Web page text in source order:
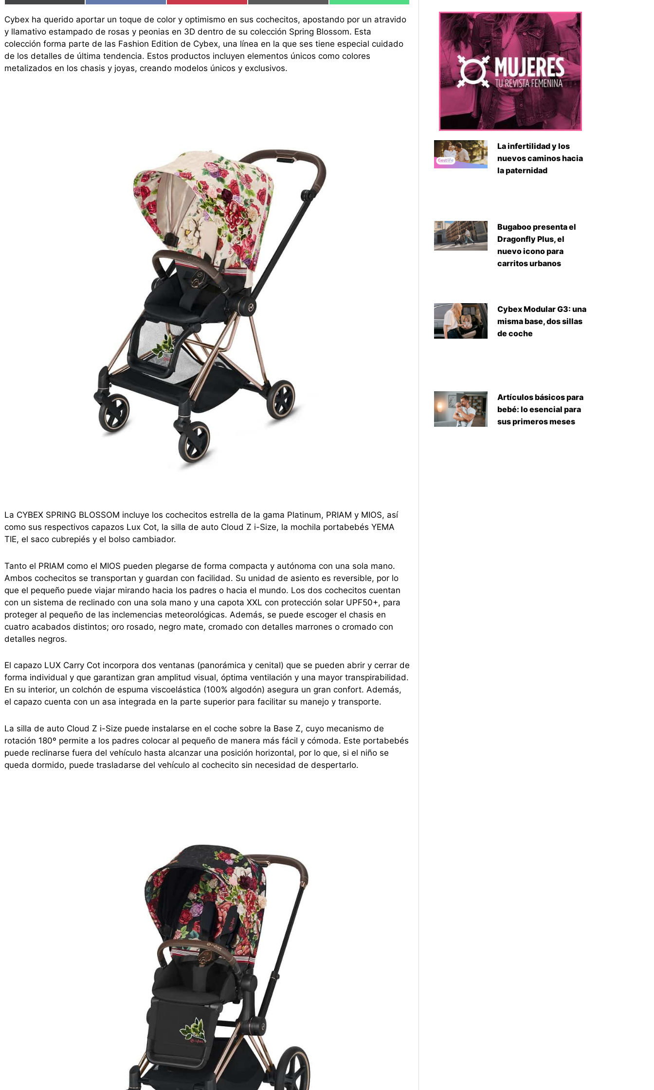
Cybex ha querido aportar un toque de color y optimismo en sus cochecitos, apostando por un atravido
y llamativo estampado de rosas y peonias en 3D dentro de su colección Spring Blossom. Esta
colección forma parte de las Fashion Edition de Cybex, una línea en la que ses tiene especial cuidado
de los detalles de última tendencia. Estos productos incluyen elementos únicos como colores
metalizados en los chasis y joyas, creando modelos únicos y exclusivos.
La CYBEX SPRING BLOSSOM incluye los cochecitos estrella de la gama Platinum, PRIAM y MIOS, así
como sus respectivos capazos Lux Cot, la silla de auto Cloud Z i-Size, la mochila portabebés YEMA
TIE, el saco cubrepiés y el bolso cambiador.
Tanto el PRIAM como el MIOS pueden plegarse de forma compacta y autónoma con una sola mano.
Ambos cochecitos se transportan y guardan con facilidad. Su unidad de asiento es reversible, por lo
que el pequeño puede viajar mirando hacia los padres o hacia el mundo. Los dos cochecitos cuentan
con un sistema de reclinado con una sola mano y una capota XXL con protección solar UPF50+, para
proteger al pequeño de las inclemencias meteorológicas. Además, se puede escoger el chasis en
cuatro acabados distintos; oro rosado, negro mate, cromado con detalles marrones o cromado con
detalles negros.
El capazo LUX Carry Cot incorpora dos ventanas (panorámica y cenital) que se pueden abrir y cerrar de
forma individual y que garantizan gran amplitud visual, óptima ventilación y una mayor transpirabilidad.
En su interior, un colchón de espuma viscoelástica (100% algodón) asegura un gran confort. Además,
el capazo cuenta con un asa integrada en la parte superior para facilitar su manejo y transporte.
La silla de auto Cloud Z i-Size puede instalarse en el coche sobre la Base Z, cuyo mecanismo de
rotación 180º permite a los padres colocar al pequeño de manera más fácil y cómoda. Este portabebés
puede reclinarse fuera del vehículo hasta alcanzar una posición horizontal, por lo que, si el niño se
queda dormido, puede trasladarse del vehículo al cochecito sin necesidad de despertarlo.
La infertilidad y los
nuevos caminos hacia
la paternidad
Bugaboo presenta el
Dragonfly Plus, el
nuevo icono para
carritos urbanos
Cybex Modular G3: una
misma base, dos sillas
de coche
Artículos básicos para
bebé: lo esencial para
sus primeros meses